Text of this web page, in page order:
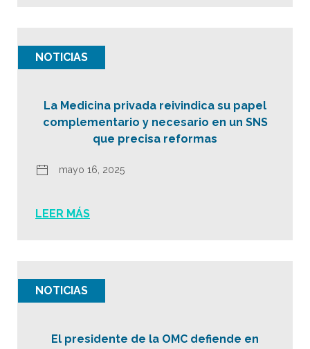
NOTICIAS
La Medicina privada reivindica su papel
complementario y necesario en un SNS
que precisa reformas
mayo 16, 2025
LEER MÁS
NOTICIAS
El presidente de la OMC defiende en